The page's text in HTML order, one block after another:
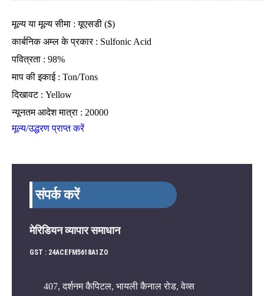
मूल्य या मूल्य सीमा : यूएसडी ($)
कार्बनिक अम्ल के प्रकार : Sulfonic Acid
पवित्रता : 98%
माप की इकाई : Ton/Tons
दिखावट : Yellow
न्यूनतम आदेश मात्रा : 20000
मूल्य/उद्धरण प्राप्त करें
संपर्क करें
मेरिडियन व्यापार समाधान
GST : 24ACEFM5618A1ZO
407, दर्शनम कैपिटल, भायली कैनाल रोड, वेव्स